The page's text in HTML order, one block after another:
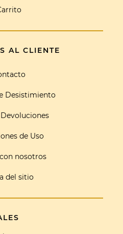
AL CLIENTE
Desistimiento
de Uso
nosotros
del sitio